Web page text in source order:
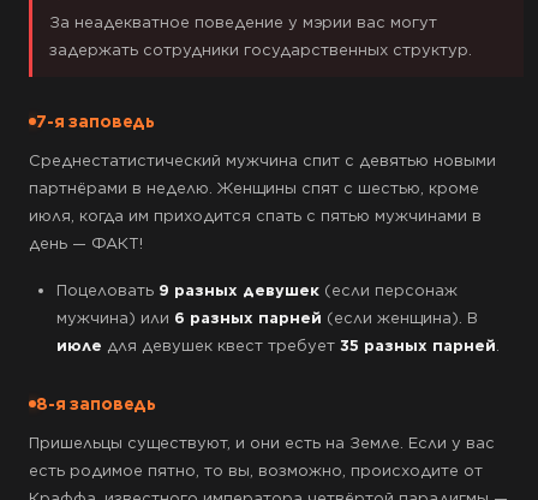
За неадекватное поведение у мэрии вас могут
задержать сотрудники государственных структур.
7-я заповедь
Среднестатистический мужчина спит с девятью новыми
партнёрами в неделю. Женщины спят с шестью, кроме
июля, когда им приходится спать с пятью мужчинами в
день — ФАКТ!
Поцеловать 9 разных девушек(если персонаж
мужчина) или 6 разных парней (если женщина). В
июле для девушек квест требует 35 разных парней
8-я заповедь
Пришельцы существуют, и они есть на Земле. Если у вас
есть родимое пятно, то вы, возможно, происходите от